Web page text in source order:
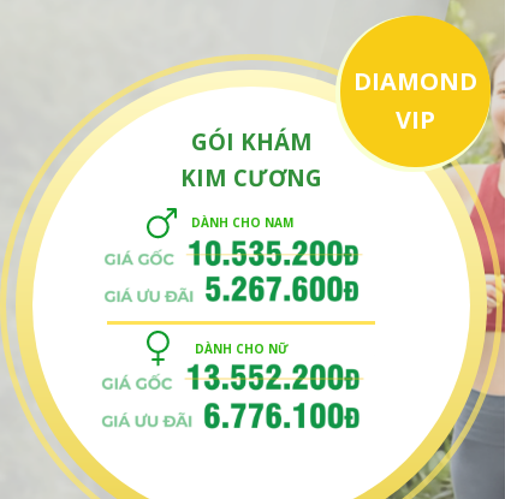
DIAMOND
VIP
GÓI KHÁM
KIM CƯƠNG
DÀNH CHO NỮ
DÀNH CHO NAM